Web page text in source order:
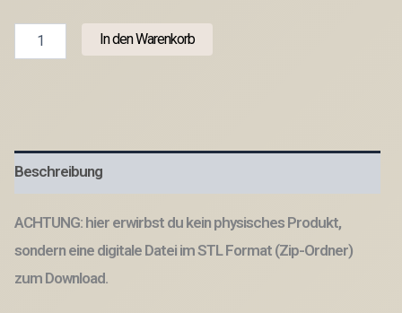
Reagenzgläser,
Gutscheine
Geschenkverpackung
Wunscherfüller
3D-
In den Warenkorb
Beschreibung
ACHTUNG: hier erwirbst du kein physisches Produkt,
sondern eine digitale Datei im STL Format (Zip-Ordner)
zum Download.